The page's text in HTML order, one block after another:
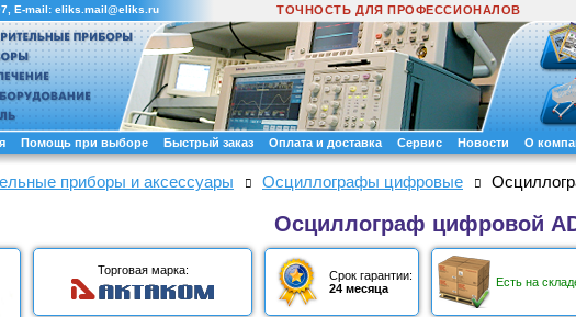
, E-mail: eliks.mail@eliks.ru ТОЧНОСТЬ ДЛЯ ПРОФЕССИОНАЛОВ
Помощь при выборе Быстрый заказ Оплата и доставка Сервис Новости О
приборы и аксессуары Осциллографы цифровые
Осциллограф цифровой
Торговая марка:
Срок гарантии:
24 месяца
Есть на